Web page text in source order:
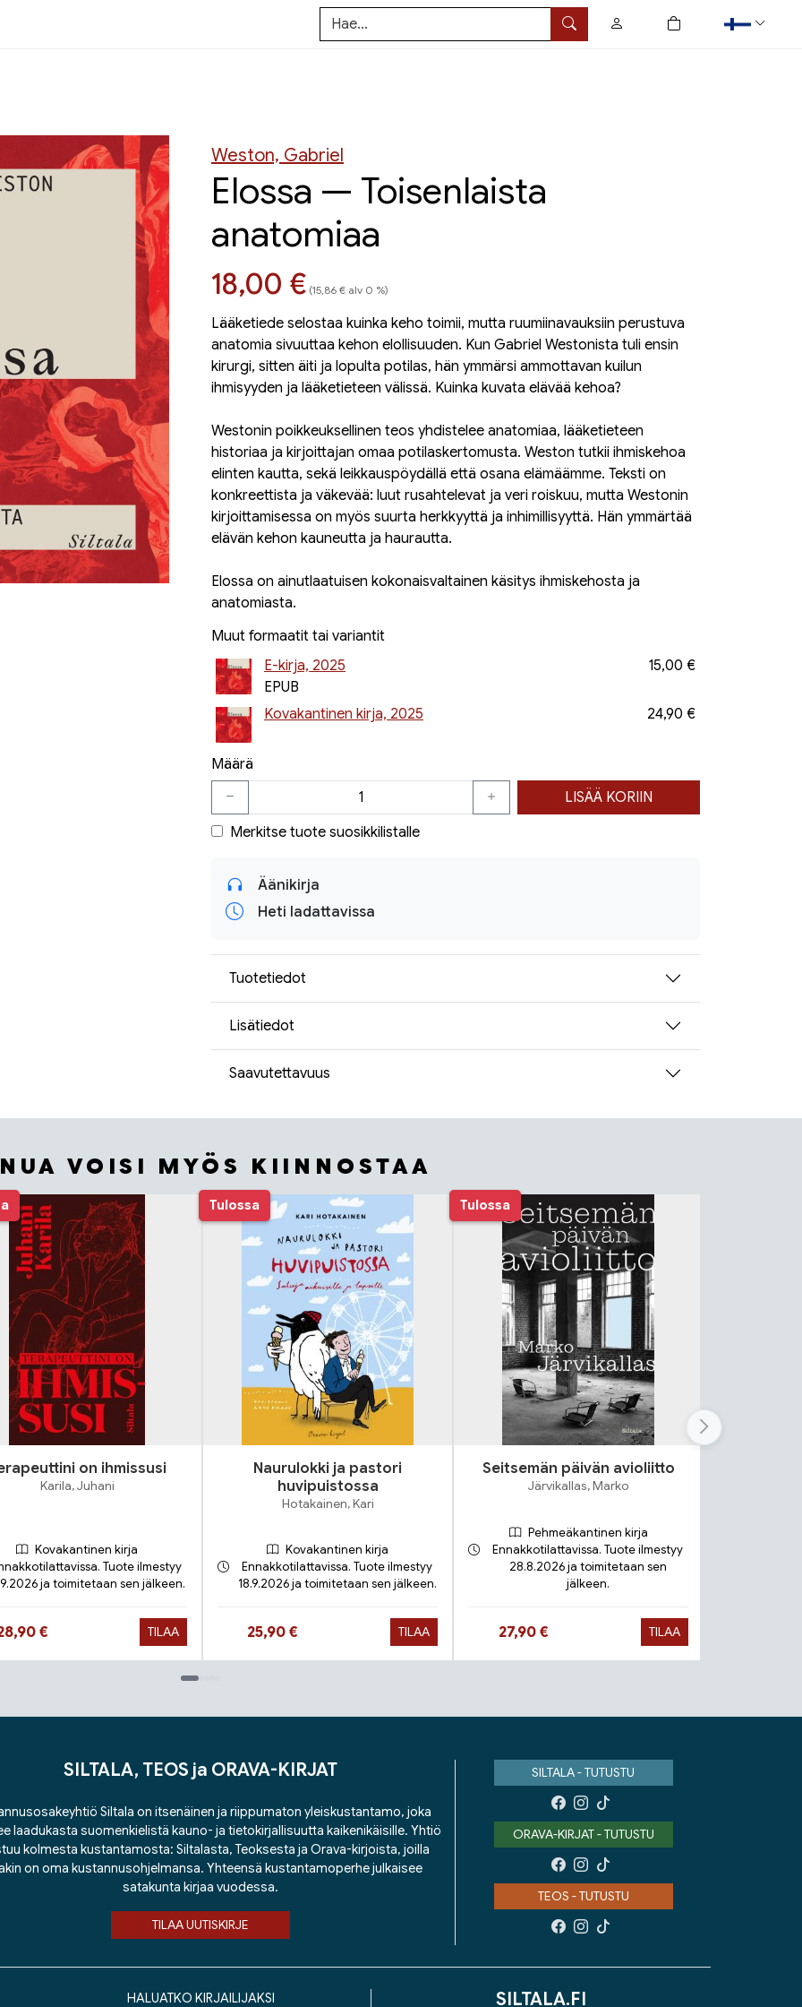
Hae
0
tuotetta ostoskorissa
Weston, Gabriel
Elossa — Toisenlaista
anatomiaa
Hinta nyt
18,00 € (15,86 € alv 0 %)
Lääketiede selostaa kuinka keho toimii, mutta ruumiinavauksiin perustuva
anatomia sivuuttaa kehon elollisuuden. Kun Gabriel Westonista tuli ensin
kirurgi, sitten äiti ja lopulta potilas, hän ymmärsi ammottavan kuilun
ihmisyyden ja lääketieteen välissä. Kuinka kuvata elävää kehoa?
Westonin poikkeuksellinen teos yhdistelee anatomiaa, lääketieteen
historiaa ja kirjoittajan omaa potilaskertomusta. Weston tutkii ihmiskehoa
elinten kautta, sekä leikkauspöydällä että osana elämäämme. Teksti on
konkreettista ja väkevää: luut rusahtelevat ja veri roiskuu, mutta Westonin
kirjoittamisessa on myös suurta herkkyyttä ja inhimillisyyttä. Hän ymmärtää
elävän kehon kauneutta ja haurautta.
Elossa on ainutlaatuisen kokonaisvaltainen käsitys ihmiskehosta ja
anatomiasta.
Muut formaatit tai variantit
E-kirja, 2025
EPUB
15,00 €
Kovakantinen kirja, 2025 24,90 €
Määrä
LISÄÄ KORIIN
Merkitse tuote suosikkilistalle
Äänikirja
Heti ladattavissa
Tuotetiedot
Lisätiedot
Saavutettavuus
VOISI MYÖS KIINNOSTAA
on ihmissusi
Karila, Juhani
Kovakantinen kirja
Tuote ilmestyy
ja toimitetaan sen jälkeen.
nyt
€ TILAA
Tulossa
Naurulokki ja pastori
huvipuistossa
Hotakainen, Kari
Kovakantinen kirja
Ennakkotilattavissa. Tuote ilmestyy
18.9.2026 ja toimitetaan sen jälkeen.
Hinta nyt
25,90 € TILAA
Tulossa
Seitsemän päivän avioliitto
Järvikallas, Marko
Pehmeäkantinen kirja
Ennakkotilattavissa. Tuote ilmestyy
28.8.2026 ja toimitetaan sen
jälkeen.
Hinta nyt
27,90 € TILAA
SILTALA, TEOS ja ORAVA-KIRJAT
Siltala on itsenäinen ja riippumaton yleiskustantamo, joka
laadukasta suomenkielistä kauno- ja tietokirjallisuutta kaikenikäisille. Yhtiö
kolmesta kustantamosta: Siltalasta, Teoksesta ja Orava-kirjoista, joilla
on oma kustannusohjelmansa. Yhteensä kustantamoperhe julkaisee
satakunta kirjaa vuodessa.
TILAA UUTISKIRJE
SILTALA - TUTUSTU
ORAVA-KIRJAT - TUTUSTU
TEOS - TUTUSTU
HALUATKO KIRJAILIJAKSI SILTALA.FI